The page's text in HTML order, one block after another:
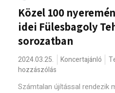
Közel 100
idei Fülesbagoly
sorozatban
2024.03.25. Koncertajánló
hozzászólás
Számtalan újítással rendezik